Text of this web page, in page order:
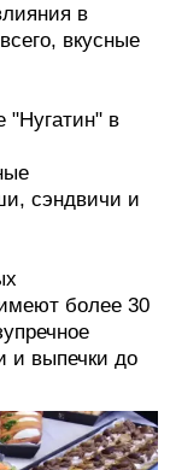
в
вкусные
"Нугатин" в
сэндвичи и
более 30
и выпечки до